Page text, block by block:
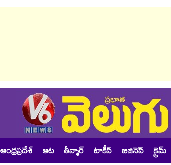
ఆంధ్రప్రదేశ్ ఆట తీన్మార్ టాకీస్ బిజినెస్ క్రైమ్